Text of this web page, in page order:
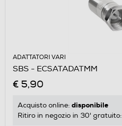
ADATTATORI VARI
SBS - ECSATADATMM
€ 5,90
Acquisto online: disponibile
Ritiro in negozio in 30' gratuito: